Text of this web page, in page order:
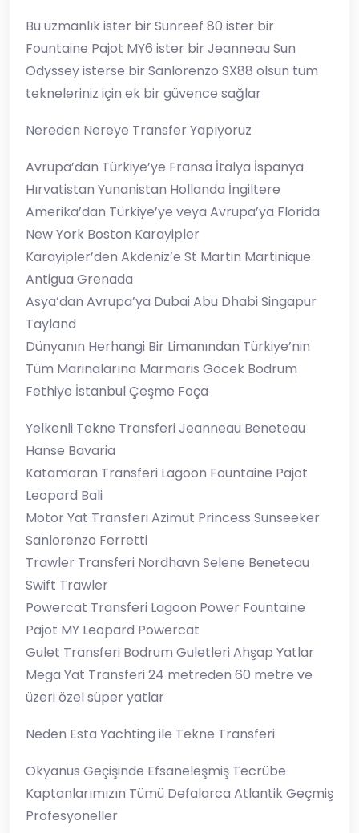
Bu uzmanlık ister bir Sunreef 80 ister bir
Fountaine Pajot MY6 ister bir Jeanneau Sun
Odyssey isterse bir Sanlorenzo SX88 olsun tüm
tekneleriniz için ek bir güvence sağlar
Nereden Nereye Transfer Yapıyoruz
Avrupa’dan Türkiye’ye Fransa İtalya İspanya
Hırvatistan Yunanistan Hollanda İngiltere
Amerika’dan Türkiye’ye veya Avrupa’ya Florida
New York Boston Karayipler
Karayipler’den Akdeniz’e St Martin Martinique
Antigua Grenada
Asya’dan Avrupa’ya Dubai Abu Dhabi Singapur
Tayland
Dünyanın Herhangi Bir Limanından Türkiye’nin
Tüm Marinalarına Marmaris Göcek Bodrum
Fethiye İstanbul Çeşme Foça
Yelkenli Tekne Transferi Jeanneau Beneteau
Hanse Bavaria
Katamaran Transferi Lagoon Fountaine Pajot
Leopard Bali
Motor Yat Transferi Azimut Princess Sunseeker
Sanlorenzo Ferretti
Trawler Transferi Nordhavn Selene Beneteau
Swift Trawler
Powercat Transferi Lagoon Power Fountaine
Pajot MY Leopard Powercat
Gulet Transferi Bodrum Guletleri Ahşap Yatlar
Mega Yat Transferi 24 metreden 60 metre ve
üzeri özel süper yatlar
Neden Esta Yachting ile Tekne Transferi
Okyanus Geçişinde Efsaneleşmiş Tecrübe
Kaptanlarımızın Tümü Defalarca Atlantik Geçmiş
Profesyoneller